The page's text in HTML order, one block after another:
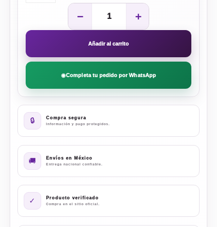
− +
Añadir al carrito
◉Completa tu pedido por WhatsApp
🔒 Compra segura
Información y pago protegidos.
🚚 Envíos en México
Entrega nacional confiable.
✓ Producto verificado
Compra en el sitio oficial.